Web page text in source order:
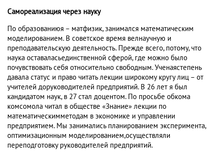
Самореализация через науку
По образованиюя – матфизик, занимался математическим
моделированием. В советское время велнаучную и
преподавательскую деятельность. Прежде всего, потому, что
наука оставаласьединственной сферой, где можно было
почувствовать себя относительно свободным. Ученаястепень
давала статус и право читать лекции широкому кругу лиц – от
учителей доруководителей предприятий. В 26 лет я был
кандидатом наук, в 27 стал доцентом. По просьбе обкома
комсомола читал в обществе «Знание» лекции по
математическимметодам в экономике и управлении
предприятием. Мы занимались планированием эксперимента,
оптимизационным моделированием,осуществляли
переподготовку руководителей предприятий.